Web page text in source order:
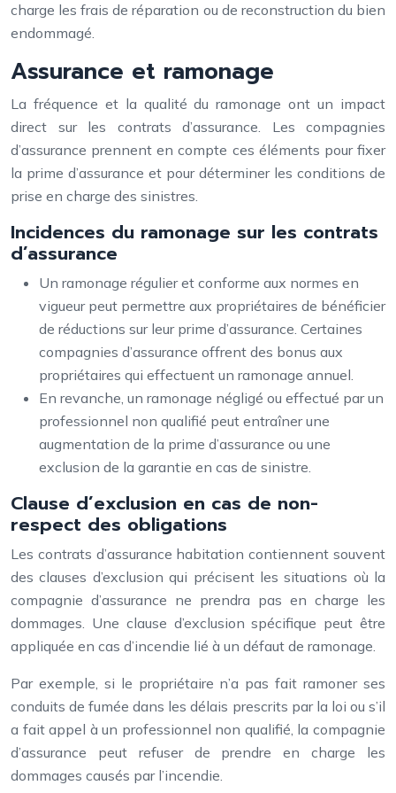
charge les frais de réparation ou de reconstruction du bien
endommagé.
Assurance et ramonage
La fréquence et la qualité du ramonage ont un impact
direct sur les contrats d’assurance. Les compagnies
d’assurance prennent en compte ces éléments pour fixer
la prime d’assurance et pour déterminer les conditions de
prise en charge des sinistres.
Incidences du ramonage sur les contrats
d’assurance
Un ramonage régulier et conforme aux normes en
vigueur peut permettre aux propriétaires de bénéficier
de réductions sur leur prime d’assurance. Certaines
compagnies d’assurance offrent des bonus aux
propriétaires qui effectuent un ramonage annuel.
En revanche, un ramonage négligé ou effectué par un
professionnel non qualifié peut entraîner une
augmentation de la prime d’assurance ou une
exclusion de la garantie en cas de sinistre.
Clause d’exclusion en cas de non-
respect des obligations
Les contrats d’assurance habitation contiennent souvent
des clauses d’exclusion qui précisent les situations où la
compagnie d’assurance ne prendra pas en charge les
dommages. Une clause d’exclusion spécifique peut être
appliquée en cas d’incendie lié à un défaut de ramonage.
Par exemple, si le propriétaire n’a pas fait ramoner ses
conduits de fumée dans les délais prescrits par la loi ou s’il
a fait appel à un professionnel non qualifié, la compagnie
d’assurance peut refuser de prendre en charge les
dommages causés par l’incendie.